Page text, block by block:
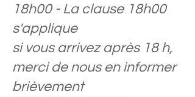
18h00 - La clause 18h00
s'applique
si vous arrivez après 18 h,
merci de nous en informer
brièvement